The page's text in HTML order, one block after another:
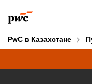
to
content
to
footer
PwC в Казахстане